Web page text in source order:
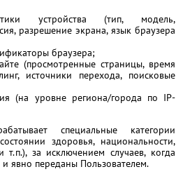
устройства (тип, модель,
разрешение экрана, язык браузера
браузера;
(просмотренные страницы, время
источники перехода, поисковые
(на уровне региона/города по IP-
специальные категории
здоровья, национальности,
за исключением случаев, когда
явно переданы Пользователем.